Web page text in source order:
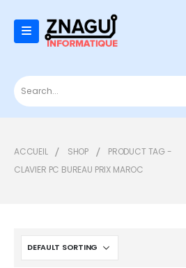
ACCUEIL SHOP
PRODUCT TAG -
CLAVIER PC BUREAU PRIX MAROC